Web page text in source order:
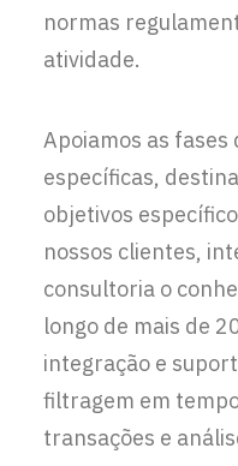
normas
atividade.
Apoiamos as fases
específicas,
objetivos
nossos clientes,
consultoria o
longo de mais de
integração e
filtragem em
transações e